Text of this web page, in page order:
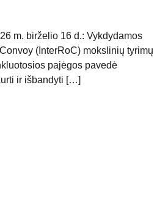
m. birželio 16 d.: Vykdydamos
(InterRoC) mokslinių tyrimų
pajėgos pavedė
ir išbandyti […]